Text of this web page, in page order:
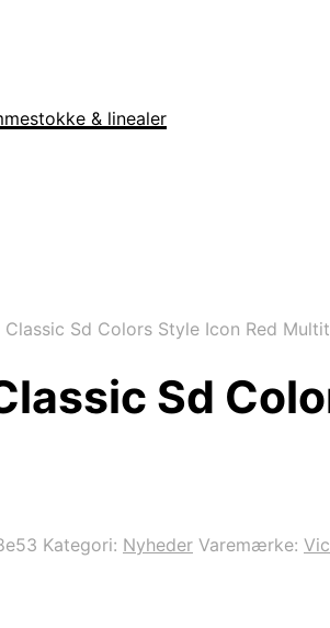
& linealer
Sd Colors Style Icon Red
Sd
Kategori: Nyheder Varemærke: